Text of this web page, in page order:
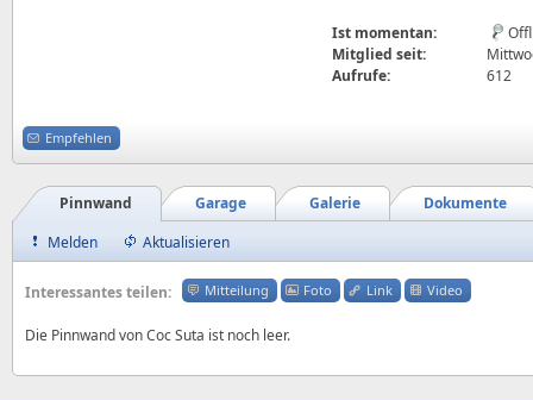
Ist momentan:
Mitglied seit:
Aufrufe:
612
Empfehlen
Dokumente
Galerie
Garage
Pinnwand
Melden
Aktualisieren
Interessantes teilen: Mitteilung Foto Link Video
Die Pinnwand von Coc Suta ist noch leer.